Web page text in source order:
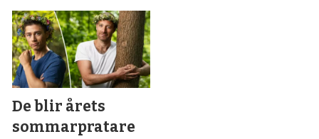
De blir årets
sommarpratare